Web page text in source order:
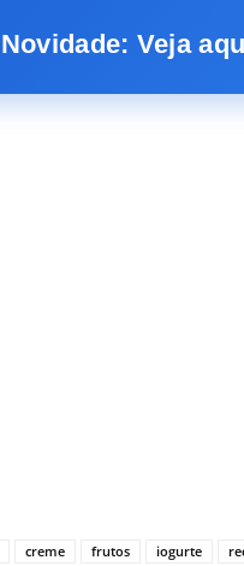
Novidade: Veja
creme frutos iogurte